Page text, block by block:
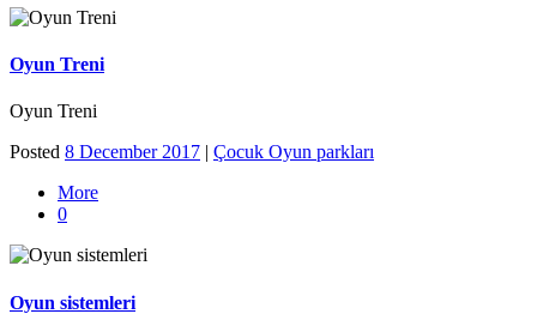
Oyun Treni
Oyun Treni
Posted 8 December 2017 | Çocuk Oyun parkları
More
0
Oyun sistemleri